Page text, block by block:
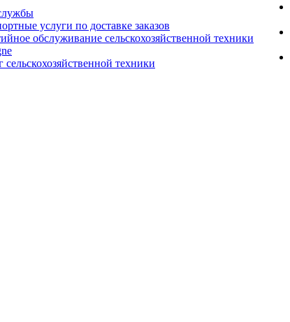
услуги по доставке заказов
обслуживание сельскохозяйственной техники
сельскохозяйственной техники